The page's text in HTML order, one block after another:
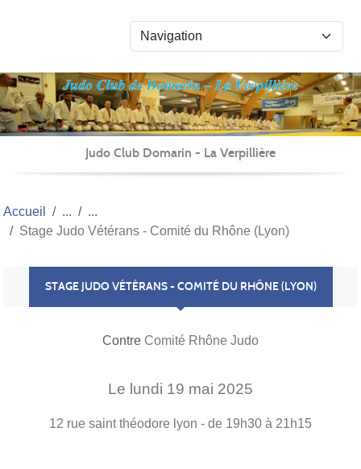
Judo Club Domarin - La Verpillière
Accueil
Stage Judo Vétérans - Comité du Rhône (Lyon)
STAGE JUDO VÉTÉRANS - COMITÉ DU RHÔNE (LYON)
Contre Comité Rhône Judo
Le lundi 19 mai 2025
12 rue saint théodore lyon - de 19h30 à 21h15